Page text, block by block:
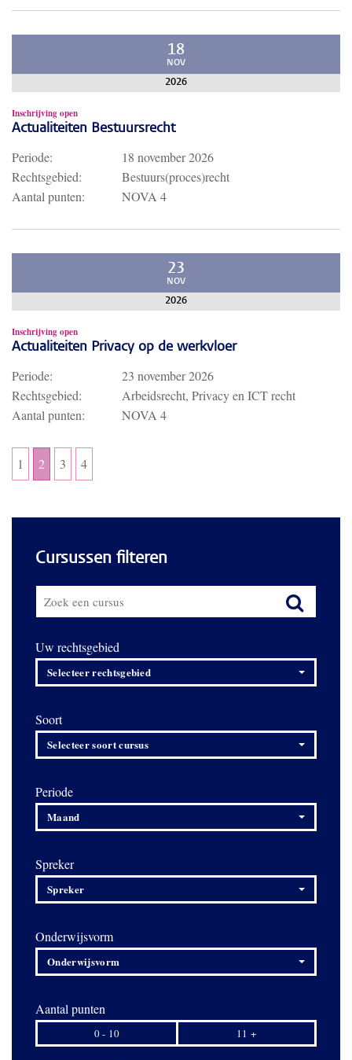
18
NOV
2026
Inschrijving open
Actualiteiten Bestuursrecht
Periode:
18 november 2026
Rechtsgebied:
Bestuurs(proces)recht
Aantal punten:
NOVA 4
23
NOV
2026
Inschrijving open
Actualiteiten Privacy op de werkvloer
Periode:
23 november 2026
Rechtsgebied:
Arbeidsrecht, Privacy en ICT recht
Aantal punten:
NOVA 4
1 2 3 4
Cursussen filteren
Uw rechtsgebied
Selecteer rechtsgebied
Soort
Selecteer soort cursus
Periode
Maand
Spreker
Spreker
Onderwijsvorm
Onderwijsvorm
Aantal punten
0 - 10 11 +